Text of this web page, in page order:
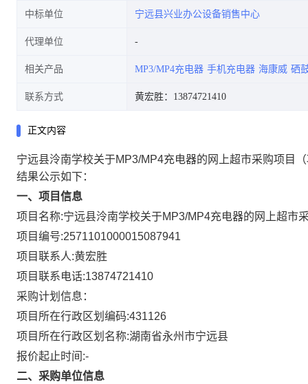
中标单位 宁远县兴业办公设备销售中心
代理单位
相关产品 MP3/MP4充电器 手机充电器 海康威 硒
联系方式 黄宏胜：13874721410
正文内容
宁远县泠南学校关于MP3/MP4充电器的网上超市采购项目
结果公示如下：
一、项目信息
项目名称:宁远县泠南学校关于MP3/MP4充电器的网上超市
项目编号:2571101000015087941
项目联系人:黄宏胜
项目联系电话:13874721410
采购计划信息：
项目所在行政区划编码:431126
项目所在行政区划名称:湖南省永州市宁远县
报价起止时间:-
二、采购单位信息